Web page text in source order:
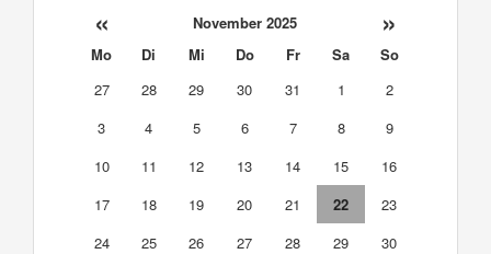
« November 2025 »
Mo Di Mi Do Fr Sa
So
27
28 29 30 31 1
2
3
4 5 6 7 8
9
10
11 12 13 14 15
16
17
18 19 20 21 22
23
24
25 26 27 28 29
30